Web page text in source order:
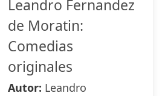
Leandro Fernandez
de Moratin:
Comedias
originales
Autor: Leandro